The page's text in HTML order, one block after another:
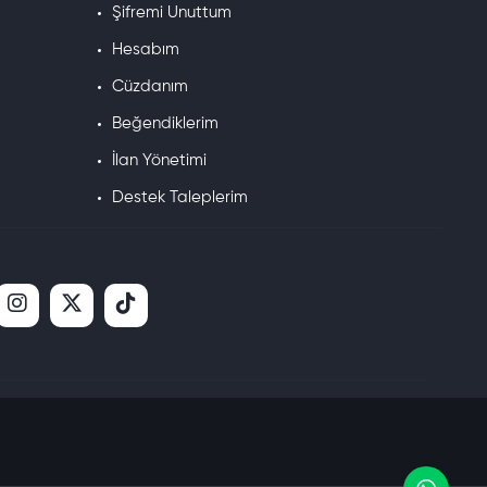
Şifremi Unuttum
Hesabım
Cüzdanım
Beğendiklerim
İlan Yönetimi
Destek Taleplerim